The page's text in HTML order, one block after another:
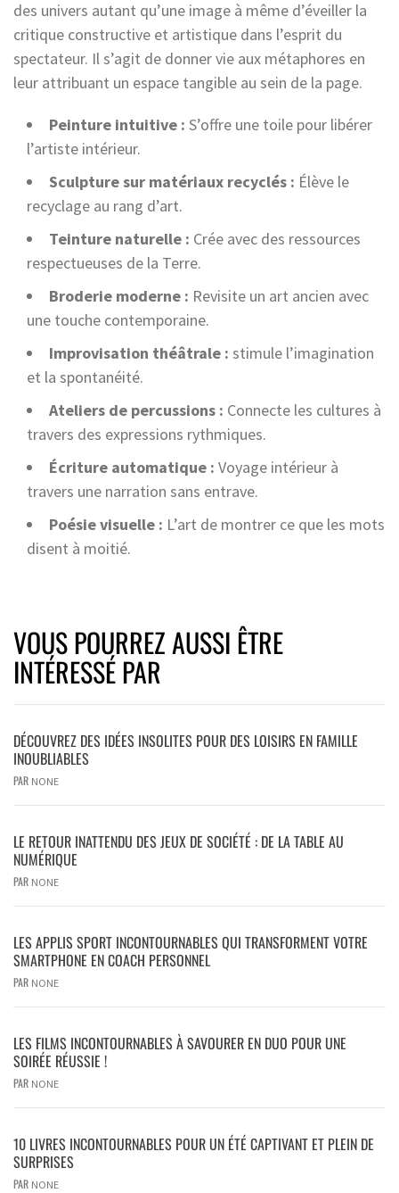
des univers autant qu’une image à même d’éveiller la
critique constructive et artistique dans l’esprit du
spectateur. Il s’agit de donner vie aux métaphores en
leur attribuant un espace tangible au sein de la page.
Peinture intuitive : S’offre une toile pour libérer
l’artiste intérieur.
Sculpture sur matériaux recyclés : Élève le
recyclage au rang d’art.
Teinture naturelle : Crée avec des ressources
respectueuses de la Terre.
Broderie moderne : Revisite un art ancien avec
une touche contemporaine.
Improvisation théâtrale : stimule l’imagination
et la spontanéité.
Ateliers de percussions : Connecte les cultures à
travers des expressions rythmiques.
Écriture automatique : Voyage intérieur à
travers une narration sans entrave.
Poésie visuelle : L’art de montrer ce que les mots
disent à moitié.
VOUS POURREZ AUSSI ÊTRE
INTÉRESSÉ PAR
DÉCOUVREZ DES IDÉES INSOLITES POUR DES LOISIRS EN FAMILLE
INOUBLIABLES
PAR NONE
LE RETOUR INATTENDU DES JEUX DE SOCIÉTÉ : DE LA TABLE AU
NUMÉRIQUE
PAR NONE
LES APPLIS SPORT INCONTOURNABLES QUI TRANSFORMENT VOTRE
SMARTPHONE EN COACH PERSONNEL
PAR NONE
LES FILMS INCONTOURNABLES À SAVOURER EN DUO POUR UNE
SOIRÉE RÉUSSIE !
PAR NONE
10 LIVRES INCONTOURNABLES POUR UN ÉTÉ CAPTIVANT ET PLEIN DE
SURPRISES
PAR NONE